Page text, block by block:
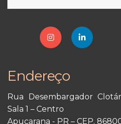
Endereço
Rua Desembargador
Sala 1 – Centro
Apucarana - PR – CEP.